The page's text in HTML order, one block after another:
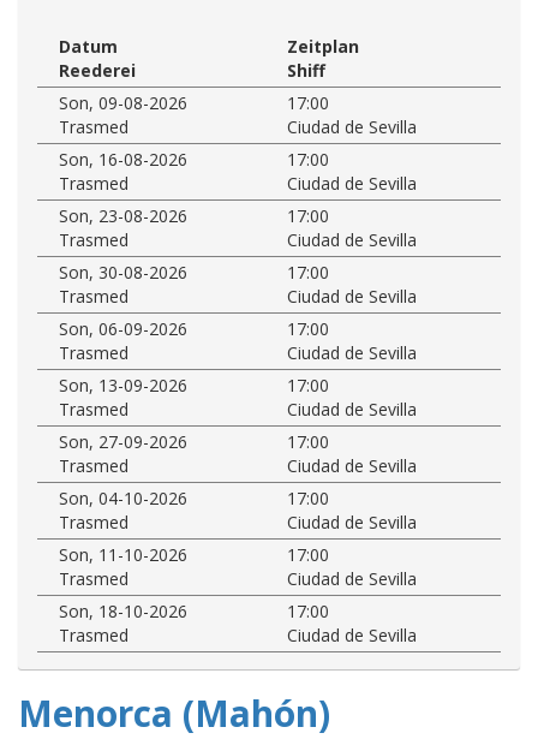
Datum
Zeitplan
Reederei
Shiff
Son, 09-08-2026
17:00
Trasmed
Ciudad de Sevilla
Son, 16-08-2026
17:00
Trasmed
Ciudad de Sevilla
Son, 23-08-2026
17:00
Trasmed
Ciudad de Sevilla
Son, 30-08-2026
17:00
Trasmed
Ciudad de Sevilla
Son, 06-09-2026
17:00
Trasmed
Ciudad de Sevilla
Son, 13-09-2026
17:00
Trasmed
Ciudad de Sevilla
Son, 27-09-2026
17:00
Trasmed
Ciudad de Sevilla
Son, 04-10-2026
17:00
Trasmed
Ciudad de Sevilla
Son, 11-10-2026
17:00
Trasmed
Ciudad de Sevilla
Son, 18-10-2026
17:00
Trasmed
Ciudad de Sevilla
Menorca (Mahón)